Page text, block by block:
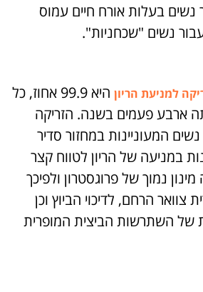
בעלות אורח חיים עמוס
נשים "שכחניות".
למניעת הריון
היא 99.9 אחוז, כל
ארבע פעמים בשנה. הזריקה
המעוניינות במחזור סדיר
במניעה של הריון לטווח קצר
נמוך של פרוגסטרון ולפיכך
צוואר הרחם, לדיכוי הביוץ וכן
של השתרשות הביצית המופרית